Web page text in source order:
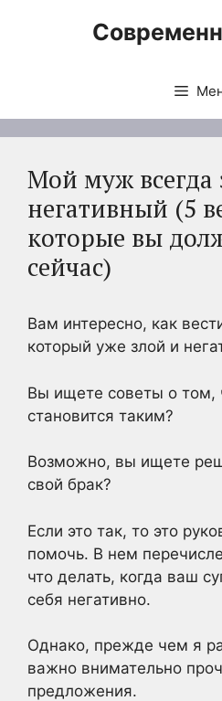
Мой муж всегда
негативный (5
которые вы
сейчас)
Вам интересно, как
который уже злой и
Вы ищете советы о том,
становится таким?
Возможно, вы ищете
свой брак?
Если это так, то это
помочь. В нем
что делать, когда ваш
себя негативно.
Однако, прежде чем я
важно внимательно
предложения.